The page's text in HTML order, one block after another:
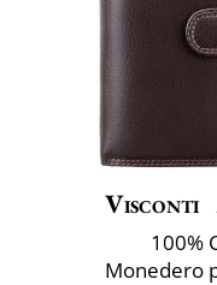
Visconti
100%
Monedero